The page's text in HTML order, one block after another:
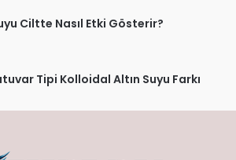
Ciltte Nasıl Etki Gösterir?
Tipi Kolloidal Altın Suyu Farkı